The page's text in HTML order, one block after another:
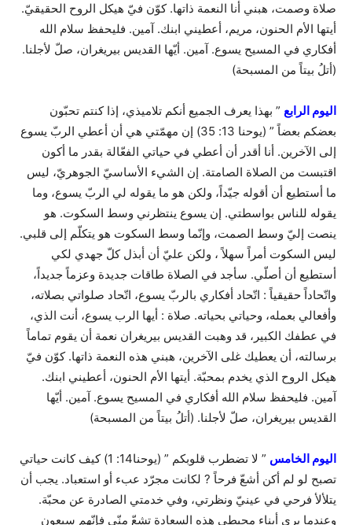
صلاة وصمت، هبني أنا النعمة ذاتها. كوّن فيّ هيكل الروح الحقيقيّ.
أيتها الأم الحنون، مريم، أعطيني ابنك. آمين. فليحفظ سلام الله
أفكاري في المسيح يسوع. آمين. أيّها القديس بيريغران، صلّ لأجلنا.
(أتلُ بيتاً من المسبحة)
اليوم الرابع ” بهذا يعرف الجميع أنكم تلاميذي، إذا كنتم تحبّون
بعضكم بعضاً ” (يوحنا 13: 35) إن مهمّتي هي أن أعطي الربّ يسوع
إلى الآخرين. أنا أقدر أن أعطي في حياتي الفعّالة بقدر ما أكون
اقتبست من الصلاة الصامتة. إن الشيء الأساسيّ الجوهريّ، ليس
ما أستطيع أن أقوله جيّداً، ولكن هو ما يقوله لي الربّ يسوع، وما
يقوله للناس بواسطتي. إن يسوع ينتظرني وسط السكوت. هو
ينصت إليّ وسط الصمت، وإنّما وسط السكوت هو يتكلّم إلى قلبي.
ليس السكوت أمراً سهلاً ، ولكن عليّ أن أبذل كلّ جهدي لكي
أستطيع أن أصلّي. سأجد في الصلاة طاقات جديدة وعزماً جديداً،
واتّحاداً حقيقياً : اتّحاد أفكاري بالربّ يسوع، اتّحاد صلواتي بصلاته،
وأفعالي بعمله، وحياتي بحياته. صلاة : أيها الرب يسوع، أنت الذي،
في عطفك الكبير، قد وهبت القديس بيريغران نعمة أن يقوم تماماً
برسالته، أن يعطيك غلى الآخرين، هبني هذه النعمة ذاتها. كوّن فيّ
هيكل الروح الذي يخدم بمحبّة. أيتها الأم الحنون، أعطيني ابنك.
آمين. فليحفظ سلام الله أفكاري في المسيح يسوع. آمين. أيّها
القديس بيريغران، صلّ لأجلنا. (أتلُ بيتاً من المسبحة)
اليوم الخامس
” لا تضطرب قلوبكم ” (يوحنا14: 1) كيف كانت حياتي
تصبح لو لم أكن أشعّ فرحاً ? لكانت مجرّد عبء أو استعباد. يجب أن
يتلألأ فرحي في عينيّ ونظرتي، وفي خدمتي الصادرة عن محبّة.
وعندما يرى أبناء محيطي هذه السعادة تشعّ منّي فإنّهم سيعون